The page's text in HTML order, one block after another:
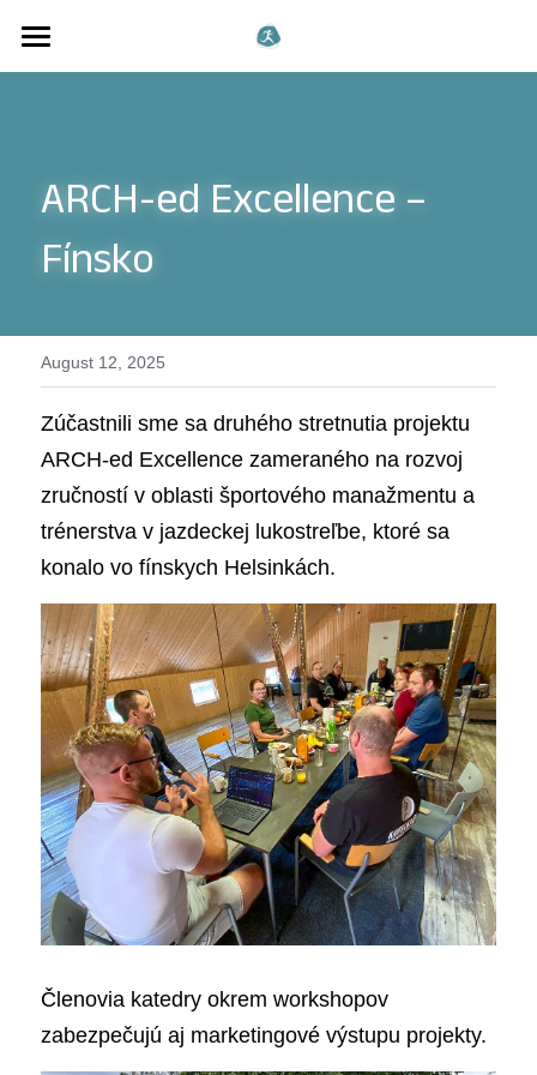
Novinky
Náš tím
Search
ENG
ARCH-ed Excellence –
Fínsko
August 12, 2025
Zúčastnili sme sa druhého stretnutia projektu
ARCH-ed Excellence zameraného na rozvoj
zručností v oblasti športového manažmentu a
trénerstva v jazdeckej lukostreľbe, ktoré sa
konalo vo fínskych Helsinkách.
Členovia katedry okrem workshopov
zabezpečujú aj marketingové výstupu projekty.